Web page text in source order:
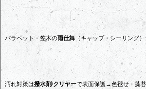
パラペット・笠木の雨仕舞 （キャップ・シーリング）
汚れ対策は撥水剤/クリヤーで表面保護→色褪せ・藻